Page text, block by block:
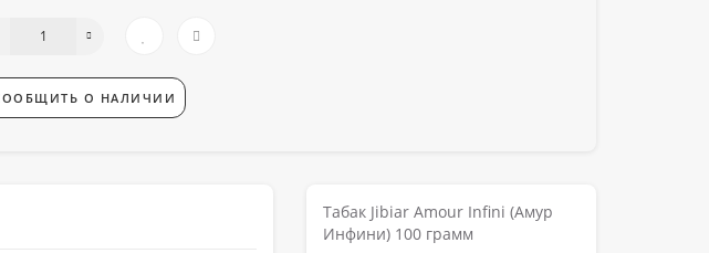
О НАЛИЧИИ
Табак Jibiar Amour Infini (Амур
Инфини) 100 грамм